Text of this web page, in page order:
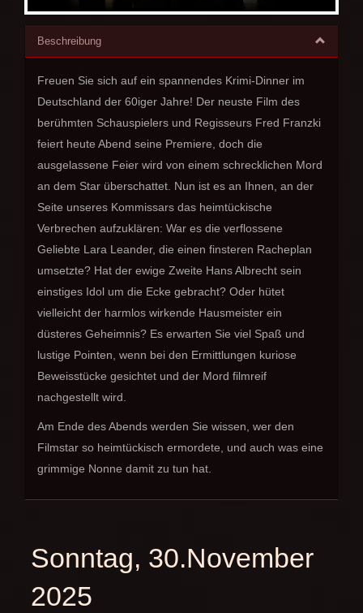
Beschreibung
Freuen Sie sich auf ein spannendes Krimi-Dinner im
Deutschland der 60iger Jahre! Der neuste Film des
berühmten Schauspielers und Regisseurs Fred Franzki
feiert heute Abend seine Premiere, doch die
ausgelassene Feier wird von einem schrecklichen Mord
an dem Star überschattet. Nun ist es an Ihnen, an der
Seite unseres Kommissars das heimtückische
Verbrechen aufzuklären: War es die verflossene
Geliebte Lara Leander, die einen finsteren Racheplan
umsetzte? Hat der ewige Zweite Hans Albrecht sein
einstiges Idol um die Ecke gebracht? Oder hütet
vielleicht der harmlos wirkende Hausmeister ein
düsteres Geheimnis? Es erwarten Sie viel Spaß und
lustige Pointen, wenn bei den Ermittlungen kuriose
Beweisstücke gesichtet und der Mord filmreif
nachgestellt wird.
Am Ende des Abends werden Sie wissen, wer den
Filmstar so heimtückisch ermordete, und auch was eine
grimmige Nonne damit zu tun hat.
Sonntag, 30.November
2025